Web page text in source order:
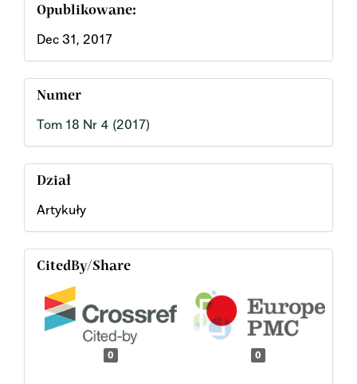
Opublikowane:
Dec 31, 2017
Numer
Tom 18 Nr 4 (2017)
Dział
Artykuły
CitedBy/Share
0 0